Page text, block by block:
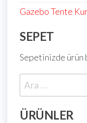
Gazebo Tente
SEPET
Sepetinizde ürün
ÜRÜNLER